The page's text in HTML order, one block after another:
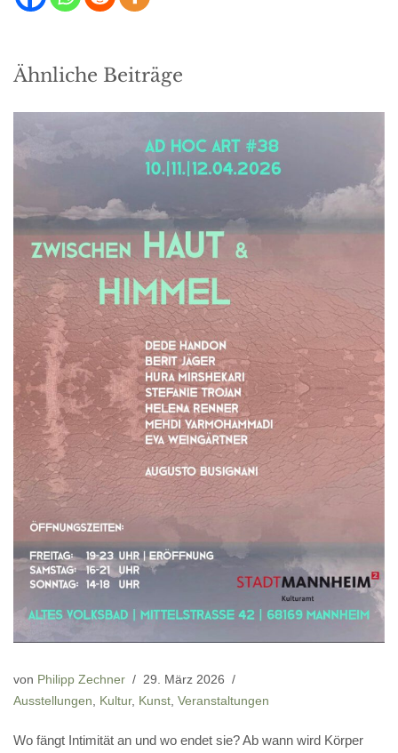
Ähnliche Beiträge
von Philipp Zechner
29. März 2026
Ausstellungen, Kultur, Kunst, Veranstaltungen
Wo fängt Intimität an und wo endet sie? Ab wann wird Körper